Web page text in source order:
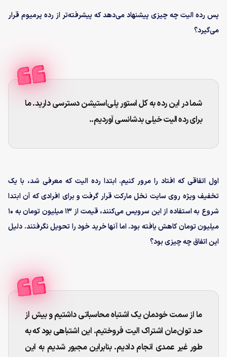
پس رده الیت چه چیزی پیشنهاد می‌دهد که پیشرفته‌تر از رده پرمیوم قرار
می‌گیرد؟
شما در این رده به کل استور پلی‌استیشن دسترسی دارید. ما
برای رده الیت خیلی بدشانسی آوردیم..
اول اتفاقی که افتاد را مرور کنیم. ابتدا رده الیت که معرفی شد، با یک
تخفیف ویژه روی سایت نخل مارکت قرار گرفت و برای افرادی که آن ابتدا
شروع به استفاده از این سرویس می‌کنند، قیمت از ۱۳ میلیون تومان به ۱۰
میلیون تومان کاهش یافته بود. اما آنها خرید خود را تحویل نگرفتند. دلیل
این اتفاق چه چیزی بود؟
ما از سمت خودمان یک اشتباه محاسباتی داشتیم و بیش از
حد توان‌مان اشتراک الیت فروختیم. این اشتباهی بود که به
طور غیر عمدی انجام دادیم. بنابراین مجبور شدیم به این